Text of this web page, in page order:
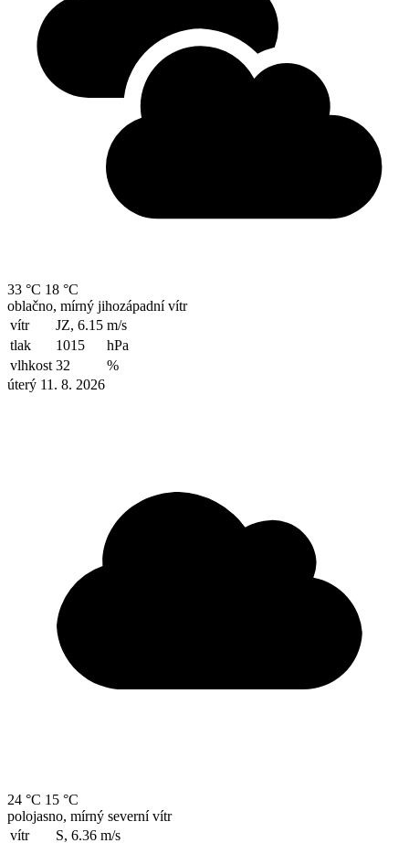
33 °C 18 °C
oblačno, mírný jihozápadní vítr
vítr
JZ, 6.15 m/s
tlak
1015
hPa
vlhkost 32
%
úterý 11. 8. 2026
24 °C 15 °C
polojasno, mírný severní vítr
vítr
S, 6.36 m/s